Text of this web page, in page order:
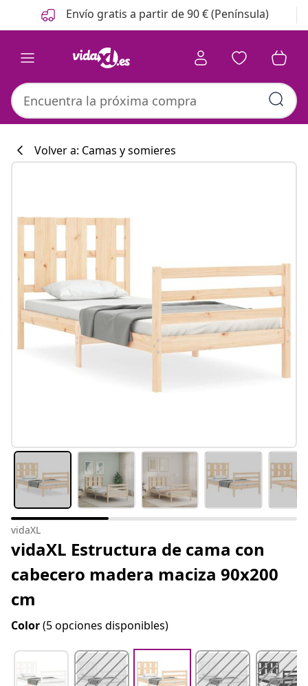
Anterior
Siguiente Envío gratis a partir de 90 € (Península)
#sharemevidaxl
Volver a: Camas y somieres
vidaXL
vidaXL Estructura de cama con
cabecero madera maciza 90x200
cm
Color(5 opciones disponibles)